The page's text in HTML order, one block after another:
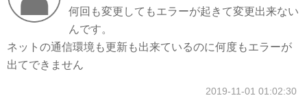
何回も変更してもエラーが起きて変更出来ない
んです。
ネットの通信環境も更新も出来ているのに何度もエラーが
出てできません
2019-11-01 01:02:30